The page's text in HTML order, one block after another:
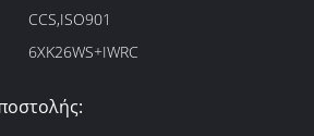
CCS,ISO901
6XK26WS+IWRC